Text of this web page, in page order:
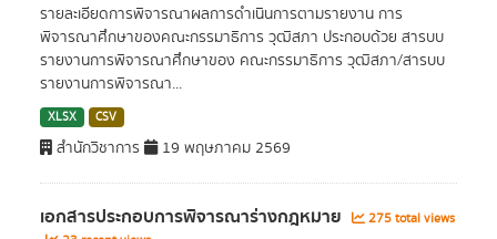
รายละเอียดการพิจารณาผลการดำเนินการตามรายงาน การ
พิจารณาศึกษาของคณะกรรมาธิการ วุฒิสภา ประกอบด้วย สารบบ
รายงานการพิจารณาศึกษาของ คณะกรรมาธิการ วุฒิสภา/สารบบ
รายงานการพิจารณา...
XLSX CSV
สำนักวิชาการ 19 พฤษภาคม 2569
เอกสารประกอบการพิจารณาร่างกฎหมาย
275 total views